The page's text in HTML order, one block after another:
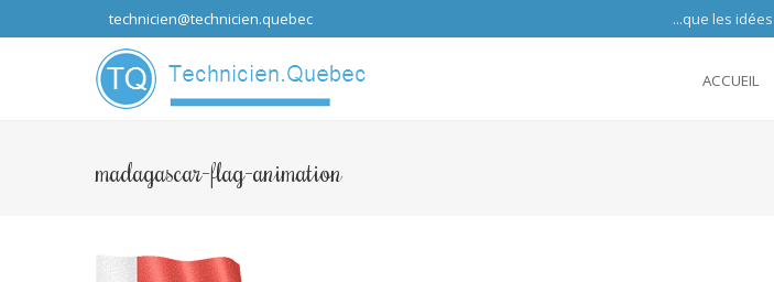
technicien@technicien.quebec ...que les idées circulent librement de
ACCUEIL
madagascar-flag-animation